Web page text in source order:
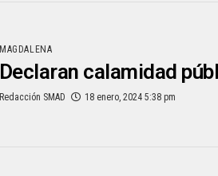
MAGDALENA
Declaran calamidad
Redacción SMAD 18 enero, 2024 5:38 pm